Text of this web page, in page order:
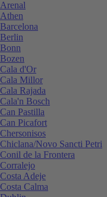
Arenal
Athen
Barcelona
Berlin
Bonn
Bozen
Cala d'Or
Cala Millor
Cala Rajada
Cala'n Bosch
Can Pastilla
Can Picafort
Chersonisos
Chiclana/Novo Sancti Petri
Conil de la Frontera
Corralejo
Costa Adeje
Costa Calma